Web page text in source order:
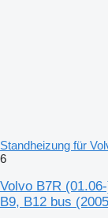
Standheizung für
6
Volvo B7R
B9, B12 bus